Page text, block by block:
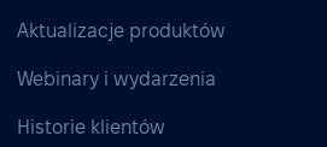
Aktualizacje produktów
Webinary i wydarzenia
Historie klientów